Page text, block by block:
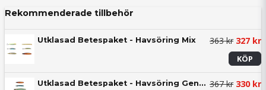
Rekommenderade tillbehör
Utklasad Betespaket - Havsöring Mix 363 kr 327 kr
KÖP
Utklasad Betespaket - Havsöring Genomlöpare - Westin Mix 367 kr 330 kr